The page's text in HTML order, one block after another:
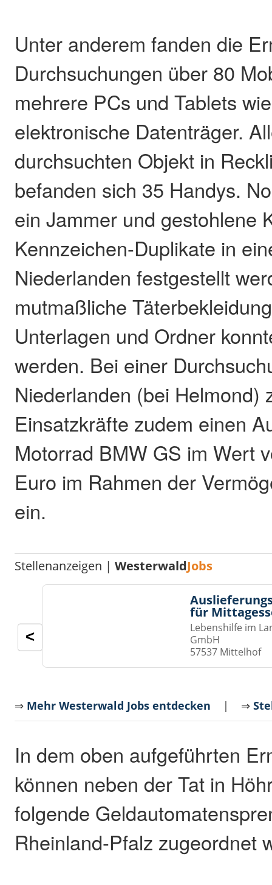
Unter anderem fanden die
Durchsuchungen über 80
mehrere PCs und Tablets
elektronische Datenträger.
durchsuchten Objekt in
befanden sich 35 Handys.
ein Jammer und gestohlene
Kennzeichen-Duplikate in
Niederlanden festgestellt
mutmaßliche
Unterlagen und Ordner
werden. Bei einer
Niederlanden (bei Helmond)
Einsatzkräfte zudem einen
Motorrad BMW GS im Wert
Euro im Rahmen der
ein.
Stellenanzeigen |WesterwaldJobs
für
Lebenshilfe im
GmbH
57537 Mittelhof
<
⇒ Mehr Westerwald Jobs entdecken | ⇒
In dem oben aufgeführten
können neben der Tat in
folgende
Rheinland-Pfalz zugeordnet